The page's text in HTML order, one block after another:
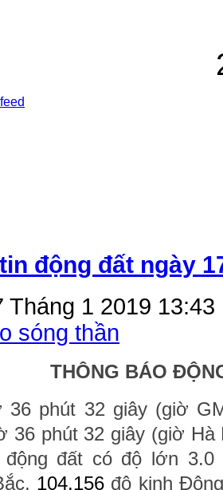
động đất ngày
Tháng 1 2019 13:43
sóng thần
THÔNG BÁO
36 phút 32 giây (giờ
36 phút 32 giây (giờ Hà
động đất có độ lớn
104.156 độ kinh